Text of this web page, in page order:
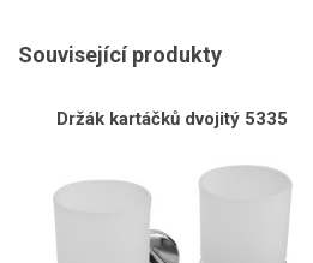
Související produkty
Držák kartáčků dvojitý 5335